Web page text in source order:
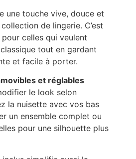
une touche vive, douce et
de lingerie. C’est
celles qui veulent
tout en gardant
et facile à porter.
et réglables
le look selon
la nuisette avec vos bas
un ensemble complet ou
pour une silhouette plus